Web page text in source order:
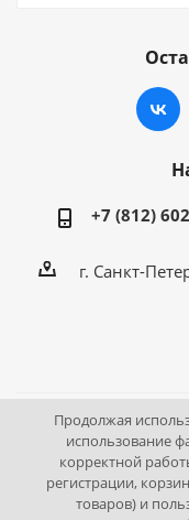
+7 (812)
г. Санкт-
2009 - 2026 ©
195043, г. Санкт-
Продолжая
использование
корректной
регистрации,
товаров) и